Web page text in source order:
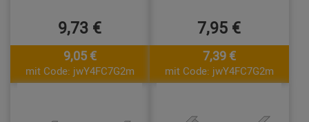
9,73 €
9,05 €
mit Code: jwY4FC7G2m
7,95 €
7,39 €
mit Code: jwY4FC7G2m